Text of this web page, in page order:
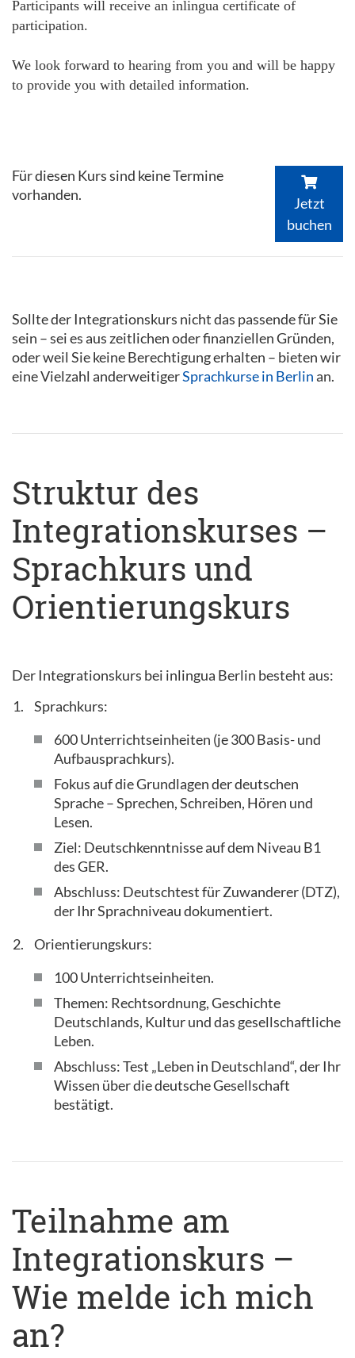
Participants will receive an inlingua certificate of
participation.
We look forward to hearing from you and will be happy
to provide you with detailed information.
Für diesen Kurs sind keine Termine
vorhanden.
Jetzt
buchen
Sollte der Integrationskurs nicht das passende für Sie
sein – sei es aus zeitlichen oder finanziellen Gründen,
oder weil Sie keine Berechtigung erhalten – bieten wir
eine Vielzahl anderweitigerSprachkurse in Berlinan.
Struktur des
Integrationskurses –
Sprachkurs und
Orientierungskurs
Der Integrationskurs bei inlingua Berlin besteht aus:
Sprachkurs:
600 Unterrichtseinheiten (je 300 Basis- und
Aufbausprachkurs).
Fokus auf die Grundlagen der deutschen
Sprache – Sprechen, Schreiben, Hören und
Lesen.
Ziel: Deutschkenntnisse auf dem Niveau B1
des GER.
Abschluss: Deutschtest für Zuwanderer (DTZ),
der Ihr Sprachniveau dokumentiert.
Orientierungskurs:
100 Unterrichtseinheiten.
Themen: Rechtsordnung, Geschichte
Deutschlands, Kultur und das gesellschaftliche
Leben.
Abschluss: Test „Leben in Deutschland“, der Ihr
Wissen über die deutsche Gesellschaft
bestätigt.
Teilnahme am
Integrationskurs –
Wie melde ich mich
an?